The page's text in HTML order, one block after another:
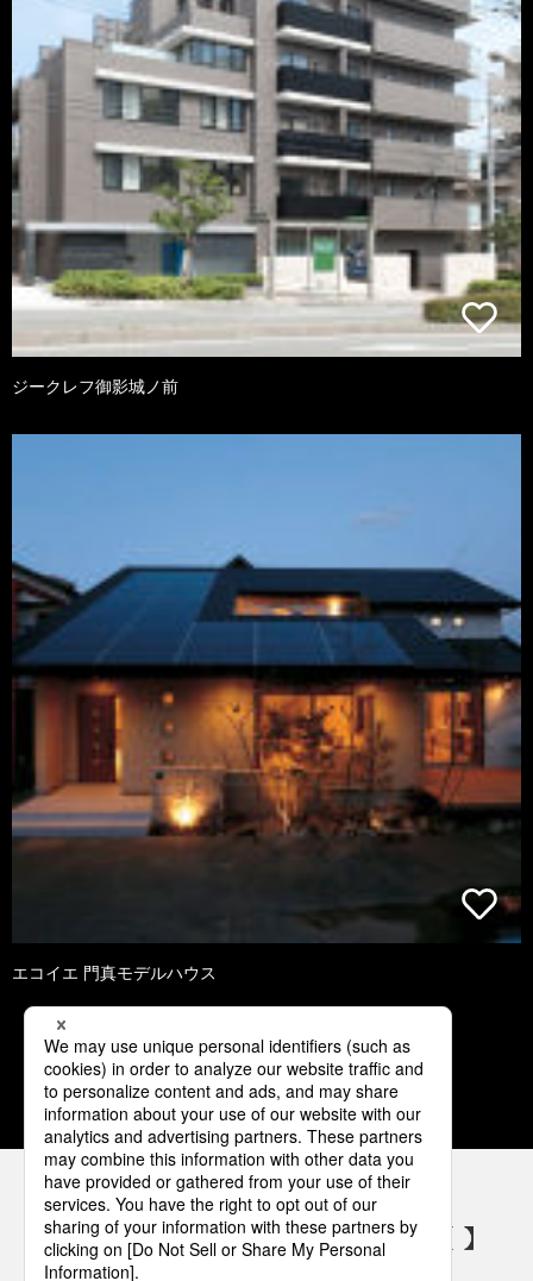
ジークレフ御影城ノ前
エコイエ 門真モデルハウス
1 2 3 4 5
パナソニックの電気設備 SNSアカウント